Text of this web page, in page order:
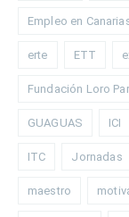
Empleo en
erte ETT
Fundación Loro
GUAGUAS ICI
ITC Jornadas
maestro